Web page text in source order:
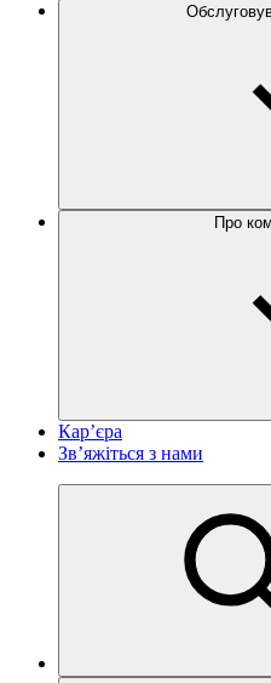
Про
Кар’єра
Зв’яжіться з нами